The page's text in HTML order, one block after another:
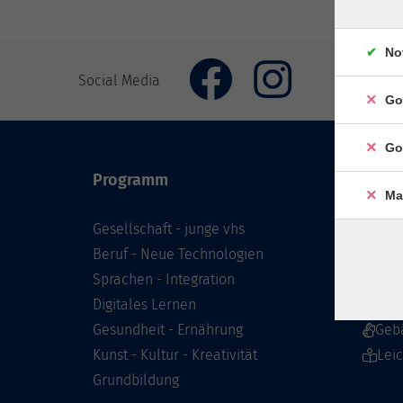
Social Media
Programm
Gesellschaft - junge vhs
Beruf - Neue Technologien
Sprachen - Integration
Digitales Lernen
Gesundheit - Ernährung
Kunst - Kultur - Kreativität
Grundbildung